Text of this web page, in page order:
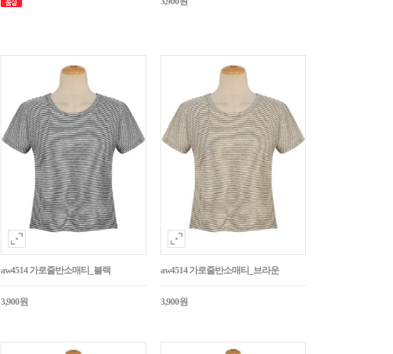
aw4514 가로줄반소매티_블랙
3,900원
aw4514 가로줄반소매티_브라운
3,900원